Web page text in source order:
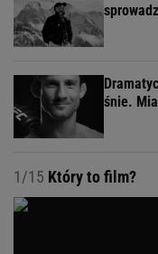
śnie.
1/15 Który to film?